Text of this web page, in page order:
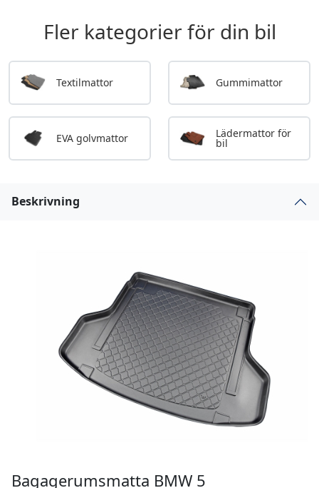
Fler kategorier för din bil
Textilmattor Gummimattor
EVA golvmattor Lädermattor för
bil
Beskrivning
Bagagerumsmatta BMW 5